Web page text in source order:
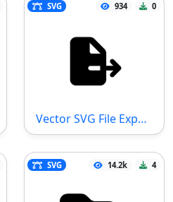
SVG 934 0
Vector SVG File Export
SVG 14.2k 4